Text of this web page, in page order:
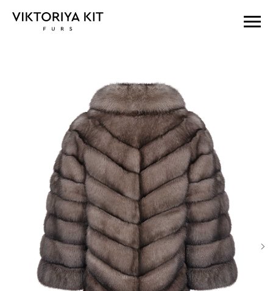
Главная sobol 90 100
Манто из соболя с диагональной
раскладкой